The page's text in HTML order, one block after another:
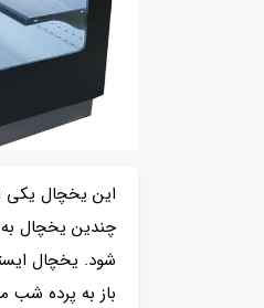
این یخچال یکی
چندین یخچال
شود. یخچال
باز به پرده شب